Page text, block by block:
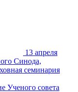
13 апреля
Синода,
семинария
Ученого совета